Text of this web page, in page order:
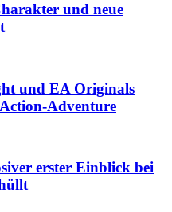
und neue
und EA Originals
Adventure
erster Einblick bei